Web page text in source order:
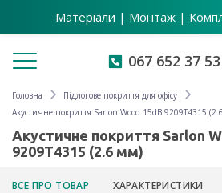
Матеріали | Монтаж |
Toggle navigation 067 652 37 53
Головна
Підлогове покриття для офісу
Акустичне покриття Sarlon Wood 15dB 9209T4315
Акустичне покриття Sarlon
9209T4315 (2.6 мм)
ВСЕ ПРО ТОВАР ХАРАКТЕРИСТИКИ